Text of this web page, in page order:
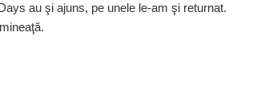
au şi ajuns, pe unele le-am şi returnat.